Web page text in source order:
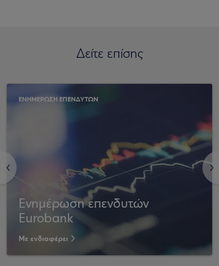
Δείτε επίσης
<
ΕΝΗΜΕΡΩΣΗ ΕΠΕΝΔΥΤΩΝ
Ενημέρωση επενδυτών
Eurobank
Με ενδιαφέρει
>